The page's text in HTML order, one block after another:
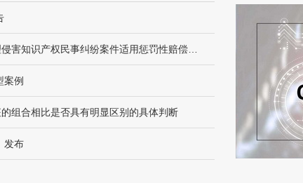
案例
组合相比是否具有明显区别的具体判断
发布